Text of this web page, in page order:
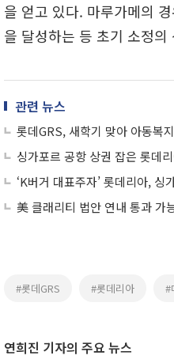
을 얻고 있다. 마루가메의
을 달성하는 등 초기 소정의
관련 뉴스
롯데GRS, 새학기 맞아 아동복
싱가포르 공항 상권 잡은 롯데
‘K버거 대표주자’ 롯데리아, 싱
美 클래리티 법안 연내 통과
#롯데GRS #롯데리아 #
연희진 기자의 주요 뉴스